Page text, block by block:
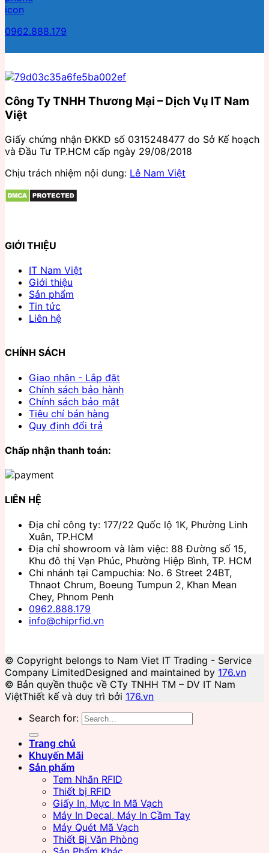
0962.888.179
Công Ty TNHH Thương Mại – Dịch Vụ IT Nam
Việt
Giấy chứng nhận ĐKKD số 0315248477 do Sở Kế hoạch
và Đầu Tư TP.HCM cấp ngày 29/08/2018
Chịu trách nhiệm nội dung: Lê Nam Việt
GIỚI THIỆU
IT Nam Việt
Giới thiệu
Sản phẩm
Tin tức
Liên hệ
CHÍNH SÁCH
Giao nhận - Lắp đặt
Chính sách bảo hành
Chính sách bảo mật
Tiêu chí bán hàng
Quy định đổi trả
Chấp nhận thanh toán:
LIÊN HỆ
Địa chỉ công ty: 177/22 Quốc lộ 1K, Phường Linh
Xuân, TP.HCM
Địa chỉ showroom và làm việc: 88 Đường số 15,
Khu đô thị Vạn Phúc, Phường Hiệp Bình, TP. HCM
Chi nhánh tại Campuchia: No. 6 Street 24BT,
Thnaot Chrum, Boeung Tumpun 2, Khan Mean
Chey, Phnom Penh
0962.888.179
info@chiprfid.vn
© Copyright belongs to Nam Viet IT Trading - Service
Company LimitedDesigned and maintained by 176.vn
© Bản quyền thuộc về CTy TNHH TM – DV IT Nam
ViệtThiết kế và duy trì bởi 176.vn
Search for:
Trang chủ
Khuyến Mãi
Sản phẩm
Tem Nhãn RFID
Thiết bị RFID
Giấy In, Mực In Mã Vạch
Máy In Decal, Máy In Cầm Tay
Máy Quét Mã Vạch
Thiết Bị Văn Phòng